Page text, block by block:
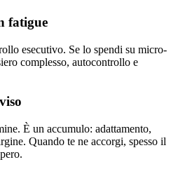
fatigue
esecutivo. Se lo spendi su micro-
complesso, autocontrollo e
È un accumulo: adattamento,
Quando te ne accorgi, spesso il